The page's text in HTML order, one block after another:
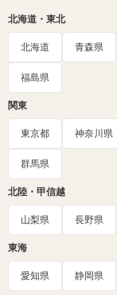
北海道・東北
北海道 青森県
福島県
関東
東京都 神奈川県
群馬県
北陸・甲信越
山梨県 長野県
東海
愛知県 静岡県